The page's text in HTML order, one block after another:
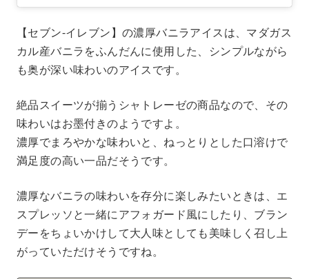
【セブン-イレブン】の濃厚バニラアイスは、マダガス
カル産バニラをふんだんに使用した、シンプルながら
も奥が深い味わいのアイスです。
絶品スイーツが揃うシャトレーゼの商品なので、その
味わいはお墨付きのようですよ。
濃厚でまろやかな味わいと、ねっとりとした口溶けで
満足度の高い一品だそうです。
濃厚なバニラの味わいを存分に楽しみたいときは、エ
スプレッソと一緒にアフォガード風にしたり、ブラン
デーをちょいかけして大人味としても美味しく召し上
がっていただけそうですね。